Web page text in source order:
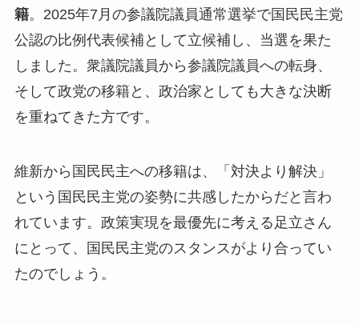
籍。2025年7月の参議院議員通常選挙で国民民主党
公認の比例代表候補として立候補し、当選を果た
しました。衆議院議員から参議院議員への転身、
そして政党の移籍と、政治家としても大きな決断
を重ねてきた方です。
維新から国民民主への移籍は、「対決より解決」
という国民民主党の姿勢に共感したから だと言わ
れています。政策実現を最優先に考える足立さん
にとって、国民民主党のスタンスがより合ってい
たのでしょう。